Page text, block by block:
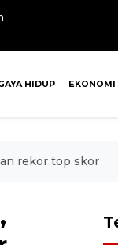
HIDUP EKONOMI
rekor top skor